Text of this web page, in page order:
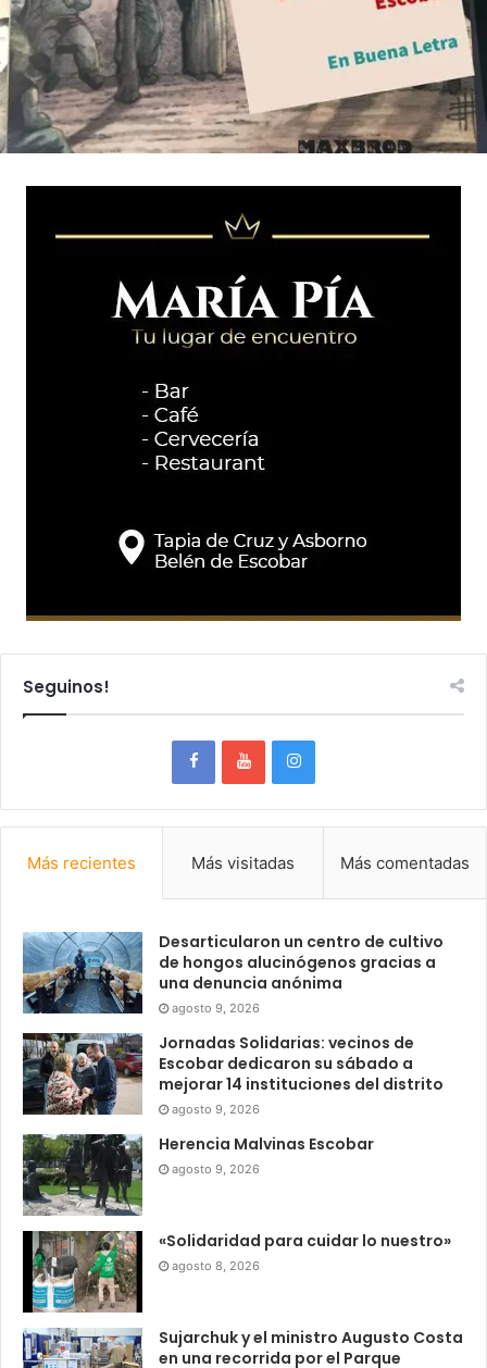
Seguinos!
Más recientes Más visitadas Más comentadas
Desarticularon un centro de cultivo
de hongos alucinógenos gracias a
una denuncia anónima
agosto 9, 2026
Jornadas Solidarias: vecinos de
Escobar dedicaron su sábado a
mejorar 14 instituciones del distrito
agosto 9, 2026
Herencia Malvinas Escobar
agosto 9, 2026
«Solidaridad para cuidar lo nuestro»
agosto 8, 2026
Sujarchuk y el ministro Augusto Costa
en una recorrida por el Parque